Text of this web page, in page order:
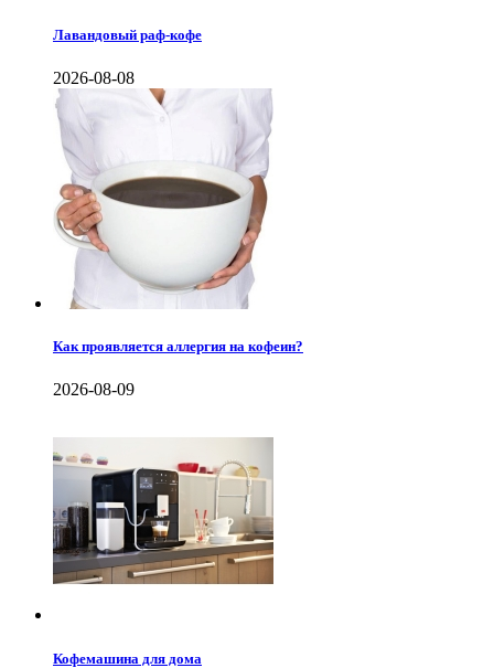
Лавандовый раф-кофе
2026-08-08
Как проявляется аллергия на кофеин?
2026-08-09
Кофемашина для дома